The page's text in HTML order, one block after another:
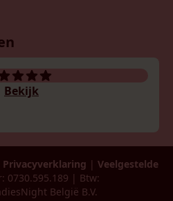
Bekijk
Privacyverklaring | Veelgestelde
0730.595.189 | Btw:
België B.V.